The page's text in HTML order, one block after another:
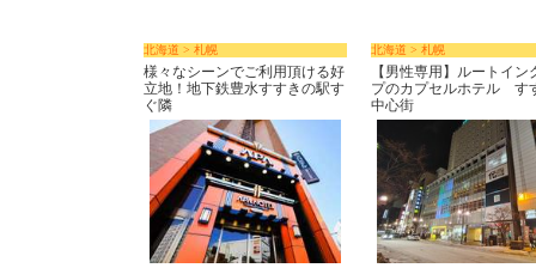
北海道 > 札幌
様々なシーンでご利用頂ける好
立地！地下鉄豊水すすきの駅す
ぐ隣
北海道 > 札幌
【男性専用】ルートイン
プのカプセルホテル す
中心街